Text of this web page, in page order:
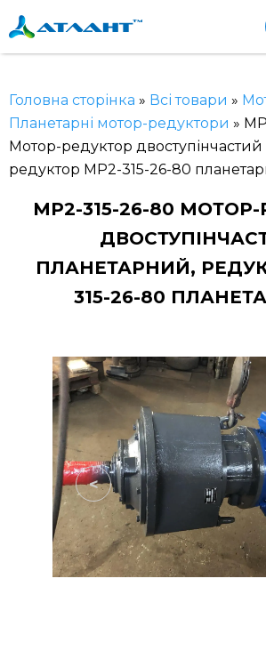
Головна сторінка » Всі товари »
Планетарні мотор-редуктори »
Мотор-редуктор
редуктор МР2-315-26-80
МР2-315-26-80
ПЛАНЕТАРНИЙ,
315-26-80
<